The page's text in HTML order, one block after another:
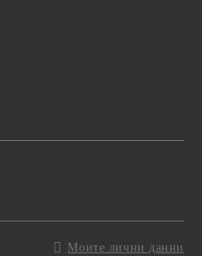
Моите лични данни